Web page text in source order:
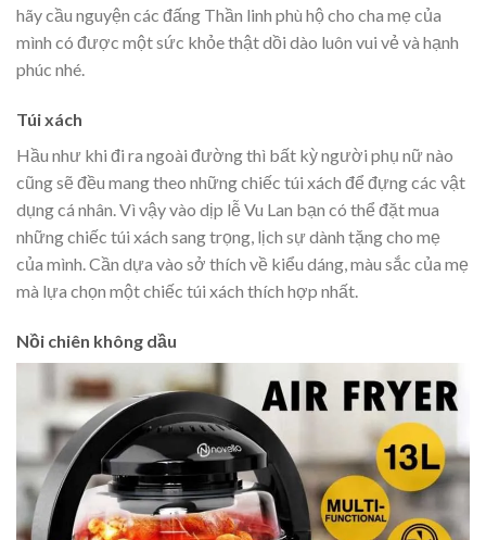
hãy cầu nguyện các đấng Thần linh phù hộ cho cha mẹ của
mình có được một sức khỏe thật dồi dào luôn vui vẻ và hạnh
phúc nhé.
Túi xách
Hầu như khi đi ra ngoài đường thì bất kỳ người phụ nữ nào
cũng sẽ đều mang theo những chiếc túi xách để đựng các vật
dụng cá nhân. Vì vậy vào dịp lễ Vu Lan bạn có thể đặt mua
những chiếc túi xách sang trọng, lịch sự dành tặng cho mẹ
của mình. Cần dựa vào sở thích về kiểu dáng, màu sắc của mẹ
mà lựa chọn một chiếc túi xách thích hợp nhất.
Nồi chiên không dầu